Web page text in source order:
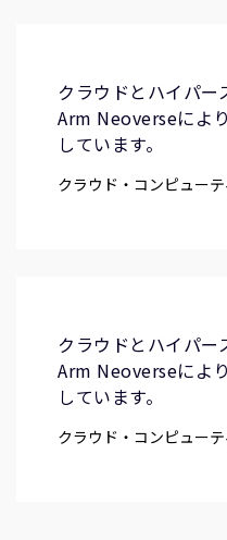
クラウドとハイパー
Arm Neoverseによ
しています。
クラウド・コンピュー
クラウドとハイパー
Arm Neoverseによ
しています。
クラウド・コンピュー